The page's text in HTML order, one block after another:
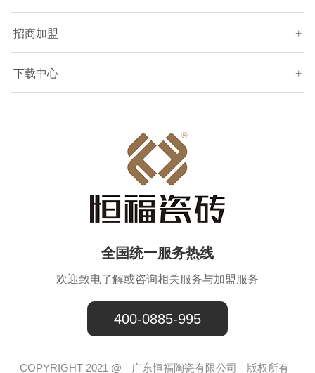
招商加盟 +
下载中心 +
全国统一服务热线
欢迎致电了解或咨询相关服务与加盟服务
400-0885-995
COPYRIGHT 2021 @ 广东恒福陶瓷有限公司 版权所有